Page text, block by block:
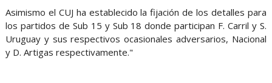
Asimismo el CUJ ha establecido la fijación de los detalles para
los partidos de Sub 15 y Sub 18 donde participan F. Carril y S.
Uruguay y sus respectivos ocasionales adversarios, Nacional
y D. Artigas respectivamente."